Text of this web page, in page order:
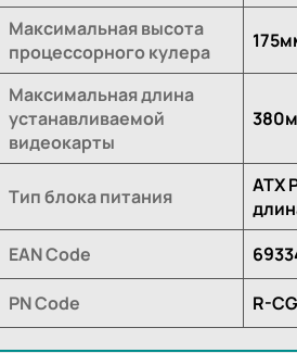
Максимальная высота
процессорного кулера
Максимальная длина
устанавливаемой
видеокарты
Тип блока питания
ATX
EAN Code
PN Code R-